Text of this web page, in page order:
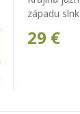
západu
29 €